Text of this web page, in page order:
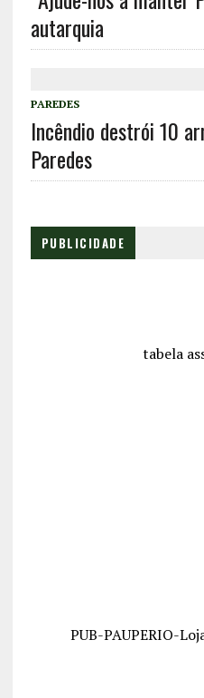
autarquia
PAREDES
Incêndio destrói 10
Paredes
PUBLICIDADE
tabela
PUB-PAUPERIO-